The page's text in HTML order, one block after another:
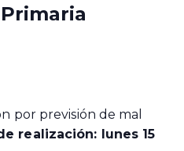
por previsión de mal
realización: lunes 15